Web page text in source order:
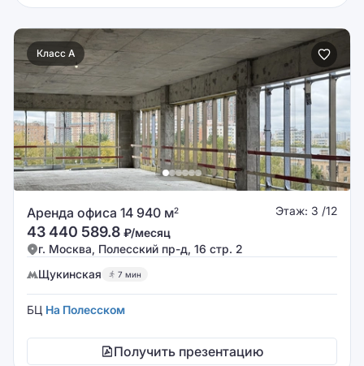
Класс A
Аренда офиса 14 940 м2 Этаж: 3 /12
43 440 589.8 ₽/месяц
г. Москва, Полесский пр-д, 16 стр. 2
Щукинская
7 мин
БЦ На Полесском
Получить презентацию